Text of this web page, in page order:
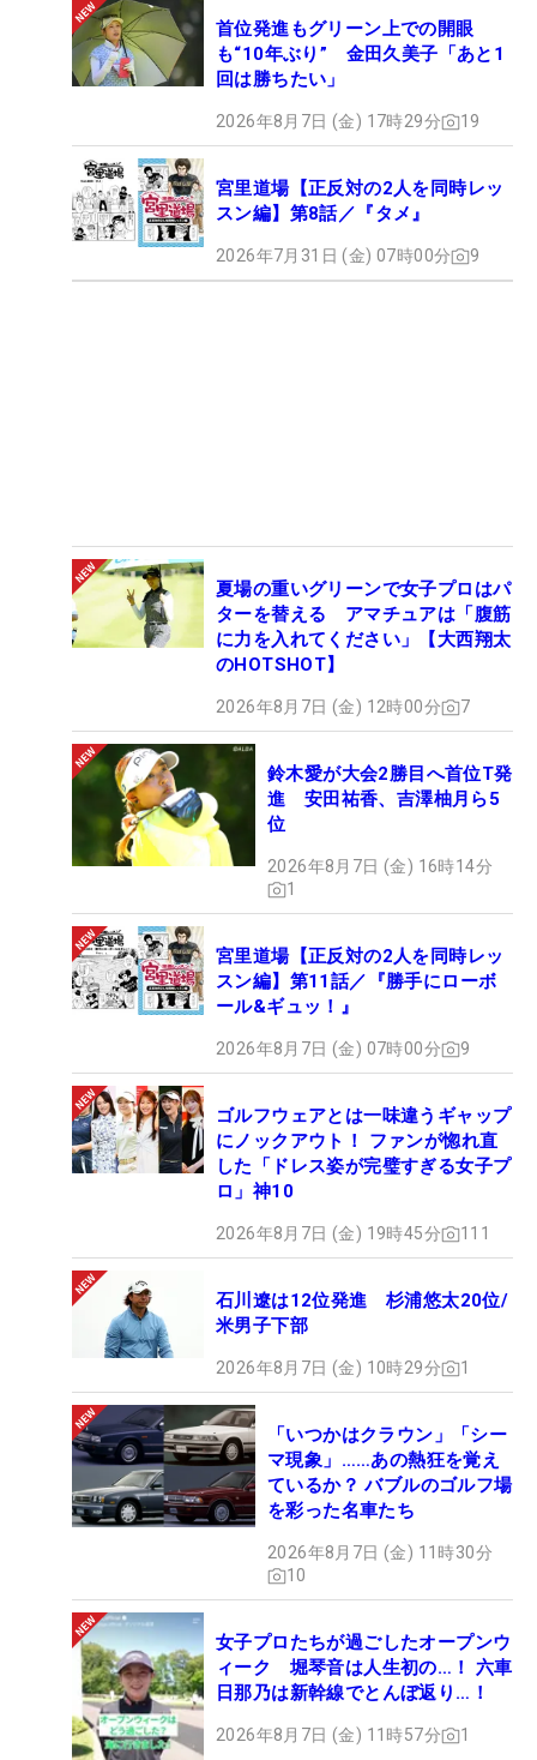
首位発進もグリーン上での開眼
も“10年ぶり” 金田久美子「あと1
回は勝ちたい」
2026年8月7日 (金) 17時29分 19
宮里道場【正反対の2人を同時レッ
スン編】第8話／『タメ』
2026年7月31日 (金) 07時00分 9
夏場の重いグリーンで女子プロはパ
ターを替える アマチュアは「腹筋
に力を入れてください」【大西翔太
のHOTSHOT】
2026年8月7日 (金) 12時00分 7
鈴木愛が大会2勝目へ首位T発
進 安田祐香、吉澤柚月ら5
位
2026年8月7日 (金) 16時14分
1
宮里道場【正反対の2人を同時レッ
スン編】第11話／『勝手にローボ
ール&ギュッ！』
2026年8月7日 (金) 07時00分 9
ゴルフウェアとは一味違うギャップ
にノックアウト！ ファンが惚れ直
した「ドレス姿が完璧すぎる女子プ
ロ」神10
2026年8月7日 (金) 19時45分 111
石川遼は12位発進 杉浦悠太20位/
米男子下部
2026年8月7日 (金) 10時29分 1
「いつかはクラウン」「シー
マ現象」……あの熱狂を覚え
ているか？ バブルのゴルフ場
を彩った名車たち
2026年8月7日 (金) 11時30分
10
女子プロたちが過ごしたオープンウ
ィーク 堀琴音は人生初の…！ 六車
日那乃は新幹線でとんぼ返り…！
2026年8月7日 (金) 11時57分 1